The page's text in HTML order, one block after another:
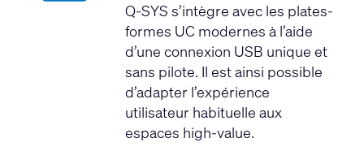
Q-SYS s’intègre avec les plates-
formes UC modernes à l’aide
d’une connexion USB unique et
sans pilote. Il est ainsi possible
d’adapter l’expérience
utilisateur habituelle aux
espaces high-value.